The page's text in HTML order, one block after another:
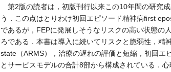
第2版の読者は，初版刊行以来この10年間の研究
う．この点はとりわけ初回エピソード精神病first
であるが，FEPに発展しそうなリスクの高い状態の
ろである．本書は導入に続いてリスクと脆弱性，精
state（ARMS），治療の遅れの評価と短縮，初回エ
とサービスモデルの合計8部から構成されている．